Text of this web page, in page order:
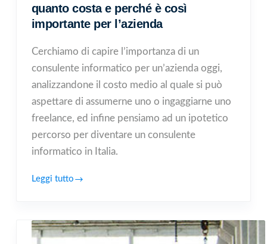
quanto costa e perché è così
importante per l’azienda
Cerchiamo di capire l’importanza di un
consulente informatico per un’azienda oggi,
analizzandone il costo medio al quale si può
aspettare di assumerne uno o ingaggiarne uno
freelance, ed infine pensiamo ad un ipotetico
percorso per diventare un consulente
informatico in Italia.
Leggi tutto